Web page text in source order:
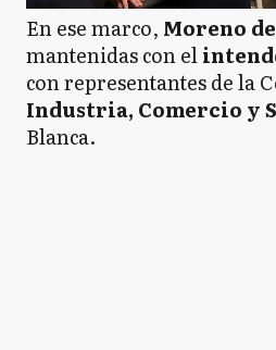
En ese marco, Moreno
mantenidas con el
con representantes de la
Industria, Comercio y
Blanca.